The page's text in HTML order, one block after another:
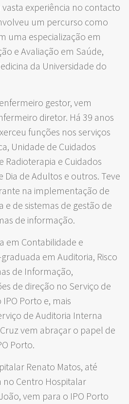
experiência no contacto
um percurso como
uma especialização em
e Avaliação em Saúde,
da Universidade do
gestor, vem
diretor. Há 39 anos
funções nos serviços
Unidade de Cuidados
Radioterapia e Cuidados
Dia de Adultos e outros. Teve
na implementação de
de sistemas de gestão de
de informação.
em Contabilidade e
em Auditoria, Risco
de Informação,
de direção no Serviço de
Porto e, mais
de Auditoria Interna
vem abraçar o papel de
Porto.
Renato Matos, até
no Centro Hospitalar
vem para o IPO Porto